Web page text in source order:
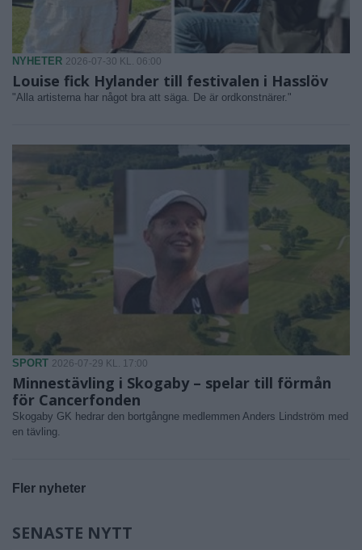
NYHETER 2026-07-30 KL. 06:00
Louise fick Hylander till festivalen i Hasslöv
"Alla artisterna har något bra att säga. De är ordkonstnärer."
SPORT 2026-07-29 KL. 17:00
Minnestävling i Skogaby – spelar till förmån
för Cancerfonden
Skogaby GK hedrar den bortgångne medlemmen Anders Lindström med
en tävling.
Fler nyheter
SENASTE NYTT